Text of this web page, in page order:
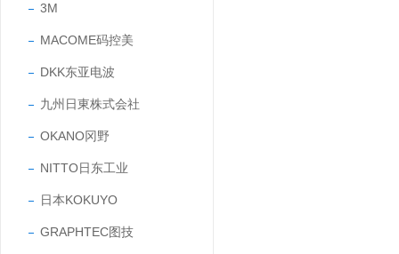
3M
MACOME码控美
DKK东亚电波
九州日東株式会社
OKANO冈野
NITTO日东工业
日本KOKUYO
GRAPHTEC图技